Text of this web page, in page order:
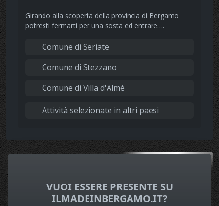
Girando alla scoperta della provincia di Bergamo
potresti fermarti per una sosta ed entrare….
Comune di Seriate
Comune di Stezzano
Comune di Villa d'Almè
Attività selezionate in altri paesi
VUOI ESSERE PRESENTE SU
ILMADEINBERGAMO.IT?